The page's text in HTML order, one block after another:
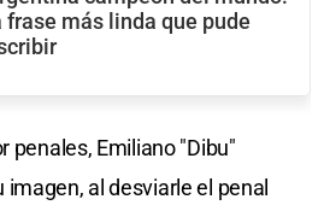
frase más linda que pude
penales, Emiliano "Dibu"
al desviarle el penal